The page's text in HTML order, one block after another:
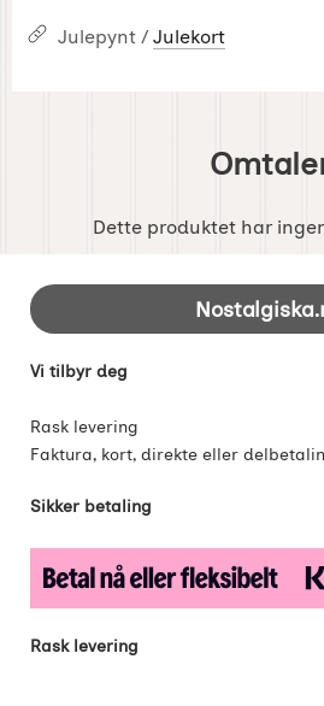
Julepynt / Julekort
Dette produktet har
Footer-innhold
Vi tilbyr deg
Rask levering
Faktura, kort, direkte eller
Sikker betaling
Rask levering